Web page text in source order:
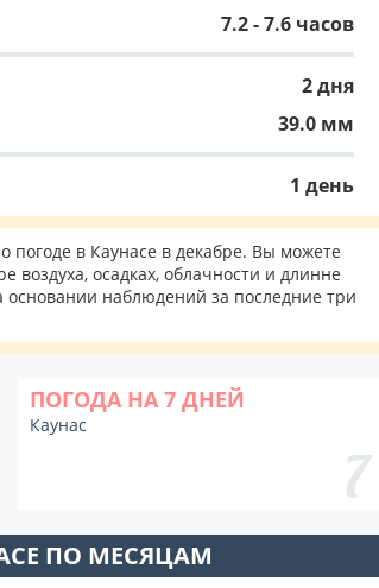
7.2 - 7.6 часов
2 дня
39.0 мм
1 день
в Каунасе в декабре. Вы можете
воздуха, осадках, облачности и длинне
наблюдений за последние три
ПОГОДА НА 7 ДНЕЙ
Каунас
ПО МЕСЯЦАМ